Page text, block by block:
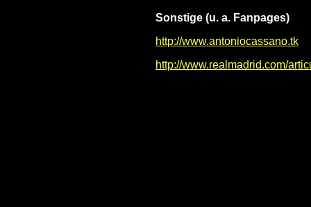
Sonstige (u. a. Fanpages)
http://www.antoniocassano.tk
http://www.realmadrid.com/